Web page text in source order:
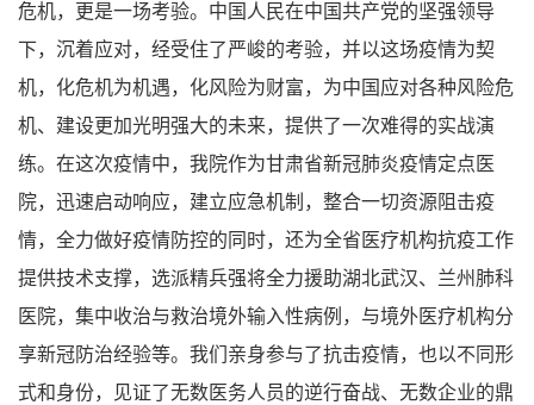
危机，更是一场考验。中国人民在中国共产党的坚强领导
下，沉着应对，经受住了严峻的考验，并以这场疫情为契
机，化危机为机遇，化风险为财富，为中国应对各种风险危
机、建设更加光明强大的未来，提供了一次难得的实战演
练。在这次疫情中，我院作为甘肃省新冠肺炎疫情定点医
院，迅速启动响应，建立应急机制，整合一切资源阻击疫
情，全力做好疫情防控的同时，还为全省医疗机构抗疫工作
提供技术支撑，选派精兵强将全力援助湖北武汉、兰州肺科
医院，集中收治与救治境外输入性病例，与境外医疗机构分
享新冠防治经验等。我们亲身参与了抗击疫情，也以不同形
式和身份，见证了无数医务人员的逆行奋战、无数企业的鼎